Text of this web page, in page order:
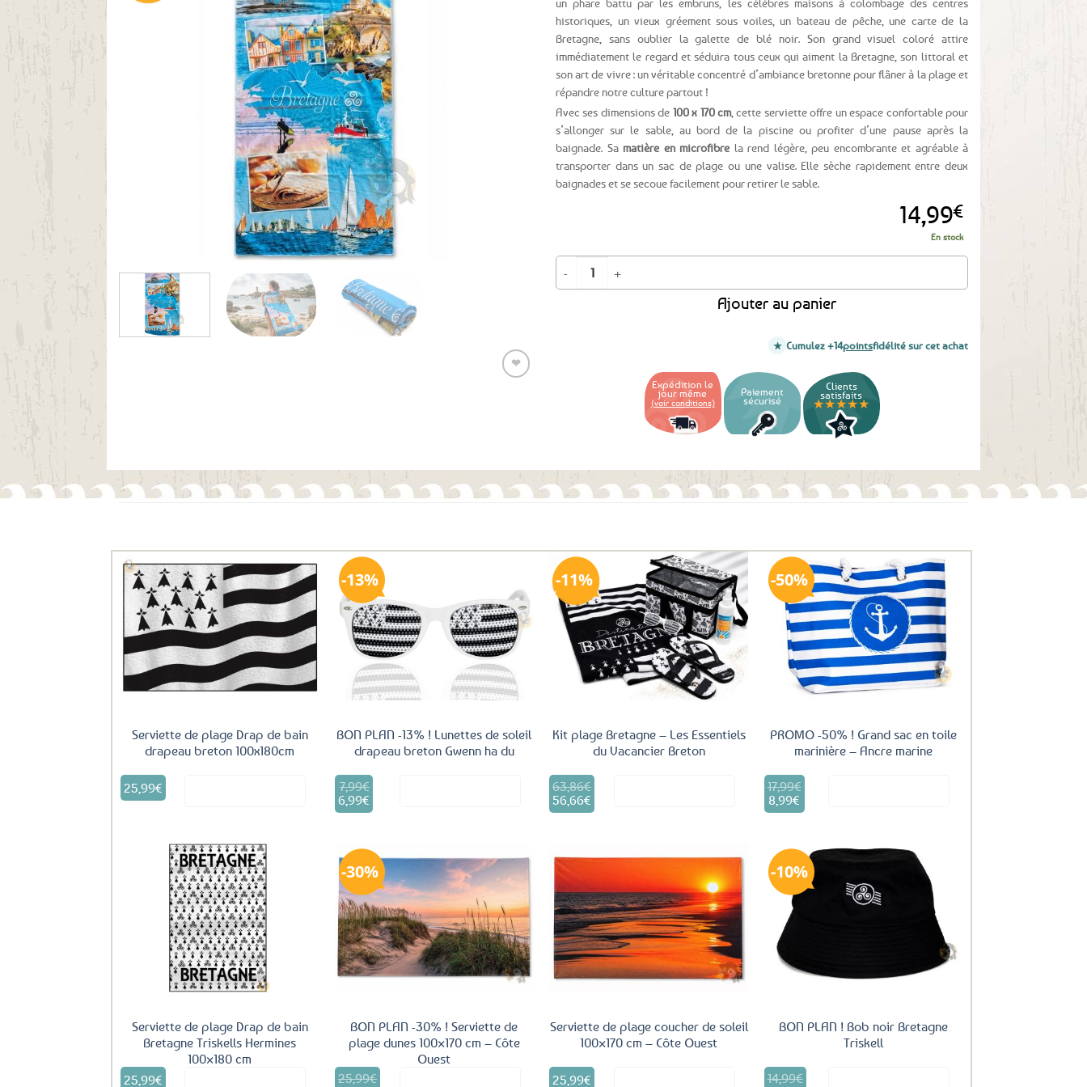
❤
un phare battu par les embruns, les célèbres maisons à colombage des centres
historiques, un vieux gréement sous voiles, un bateau de pêche, une carte de la
Bretagne, sans oublier la galette de blé noir. Son grand visuel coloré attire
immédiatement le regard et séduira tous ceux qui aiment la Bretagne, son littoral et
son art de vivre : un véritable concentré d’ambiance bretonne pour flâner à la plage et
répandre notre culture partout !
Avec ses dimensions de 100 x 170 cm, cette serviette offre un espace confortable pour
s’allonger sur le sable, au bord de la piscine ou profiter d’une pause après la
baignade. Sa matière en microfibre la rend légère, peu encombrante et agréable à
transporter dans un sac de plage ou une valise. Elle sèche rapidement entre deux
baignades et se secoue facilement pour retirer le sable.
14,99€
En stock
quantité de Serviette de plage Paysages de Bretagne 70x140 cm
Ajouter au panier
Cumulez +14pointsfidélité sur cet achat
Expédition le
jour même
(voir conditions)
Paiement
sécurisé
Clients
satisfaits
★★★★★
Ajouter
aux
favoris
Serviette de plage Drap de bain
drapeau breton 100x180cm
25,99€
13%
Ajouter
aux
favoris
BON PLAN -13% ! Lunettes de soleil
drapeau breton Gwenn ha du
7,99€
Le
prix
initial
6,99€
Le
est :
6,99€.
11%
Ajouter
aux
favoris
Kit plage Bretagne – Les Essentiels
du Vacancier Breton
63,86€
Le
prix
initial
56,66€
Le
56,66€.
50%
Ajouter
aux
favoris
PROMO -50% ! Grand sac en toile
marinière – Ancre marine
17,99€
Le
prix
initial
8,99€
Le
est :
8,99€.
Serviette de plage Drap de bain
Bretagne Triskells Hermines
100×180 cm
25,99€
30%
Ajouter
aux
favoris
BON PLAN -30% ! Serviette de
plage dunes 100×170 cm – Côte
Ouest
25,99€
Le
Ajouter
aux
favoris
Serviette de plage coucher de soleil
100×170 cm – Côte Ouest
25,99€
10%
Ajouter
aux
favoris
BON PLAN ! Bob noir Bretagne
Triskell
14,99€
Le